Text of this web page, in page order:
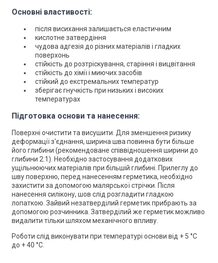
Основні властивості:
після висихання залишається еластичним
кислотне затвердіння
чудова адгезія до різних матеріалів і гладких
поверхонь
стійкість до розтріскування, старіння і вицвітання
стійкість до хімії і миючих засобів
стійкий до екстремальних температур
зберігає гнучкість при низьких і високих
температурах
Підготовка основи та нанесення:
Поверхні очистити та висушити. Для зменшення ризику
деформації з'єднання, ширина шва повинна бути більше
його глибини (рекомендоване співвідношення ширини до
глибини 2:1). Необхідно застосування додаткових
ущільнюючих матеріалів при більшій глибині. Прилеглу до
шву поверхню, перед нанесенням герметика, необхідно
захистити за допомогою малярської стрічки. Після
нанесення силікону, шов слід розгладити гладкою
лопаткою. Зайвий незатверділий герметик прибрають за
допомогою розчинника. Затверділий же герметик можливо
видалити тільки шляхом механічного впливу.
Роботи слід виконувати при температурі основи від + 5 °C
до + 40 °C.